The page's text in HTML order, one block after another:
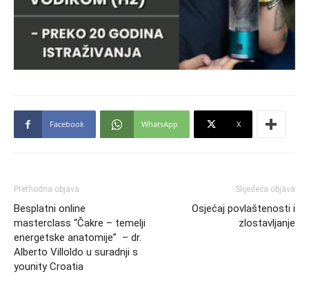
Facebook WhatsApp X
Prethodna objava
Besplatni online
masterclass “Čakre – temelji
energetske anatomije” – dr.
Alberto Villoldo u suradnji s
younity Croatia
Slijedeća objava
Osjećaj povlaštenosti i
zlostavljanje